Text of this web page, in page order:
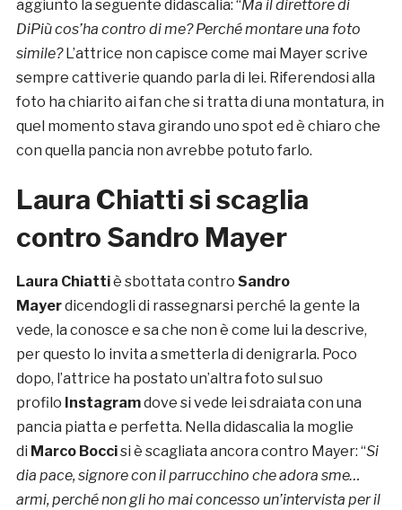
aggiunto la seguente didascalia: “Ma il direttore di
DiPiù cos’ha contro di me? Perché montare una foto
simile? L’attrice non capisce come mai Mayer scrive
sempre cattiverie quando parla di lei. Riferendosi alla
foto ha chiarito ai fan che si tratta di una montatura, in
quel momento stava girando uno spot ed è chiaro che
con quella pancia non avrebbe potuto farlo.
Laura Chiatti si scaglia
contro Sandro Mayer
Laura Chiattiè sbottata contro Sandro
Mayerdicendogli di rassegnarsi perché la gente la
vede, la conosce e sa che non è come lui la descrive,
per questo lo invita a smetterla di denigrarla. Poco
dopo, l’attrice ha postato un’altra foto sul suo
profilo Instagramdove si vede lei sdraiata con una
pancia piatta e perfetta. Nella didascalia la moglie
di Marco Boccisi è scagliata ancora contro Mayer: “Si
dia pace, signore con il parrucchino che adora sme…
armi, perché non gli ho mai concesso un’intervista per il